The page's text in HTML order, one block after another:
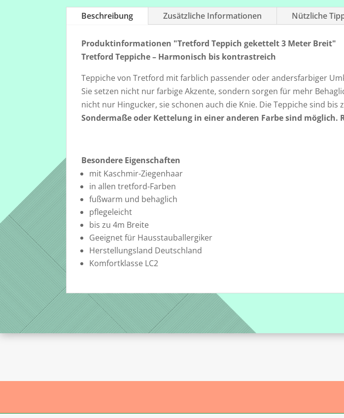
Beschreibung Zusätzliche Informationen Nützliche
Produktinformationen "Tretford Teppich gekettelt 3 Meter Breit"
Tretford Teppiche – Harmonisch bis kontrastreich
Teppiche von Tretford mit farblich passender oder andersfarbiger
Sie setzen nicht nur farbige Akzente, sondern sorgen für mehr
nicht nur Hingucker, sie schonen auch die Knie. Die Teppiche sind bis
Sondermaße oder Kettelung in einer anderen Farbe sind möglich.
Besondere Eigenschaften
mit Kaschmir-Ziegenhaar
in allen tretford-Farben
fußwarm und behaglich
pflegeleicht
bis zu 4m Breite
Geeignet für Hausstauballergiker
Herstellungsland Deutschland
Komfortklasse LC2